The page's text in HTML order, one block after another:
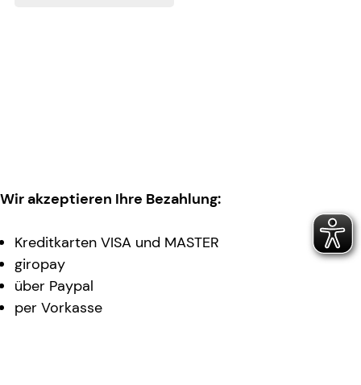
Wir akzeptieren Ihre Bezahlung:
Kreditkarten VISA und MASTER
giropay
über Paypal
per Vorkasse